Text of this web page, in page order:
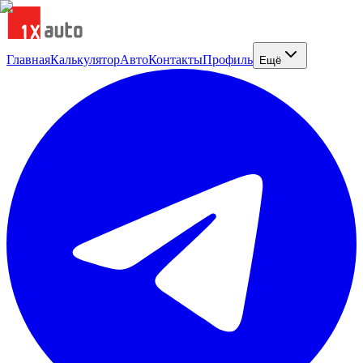
ГлавнаяКалькуляторАвтоКонтактыПрофиль Ещё